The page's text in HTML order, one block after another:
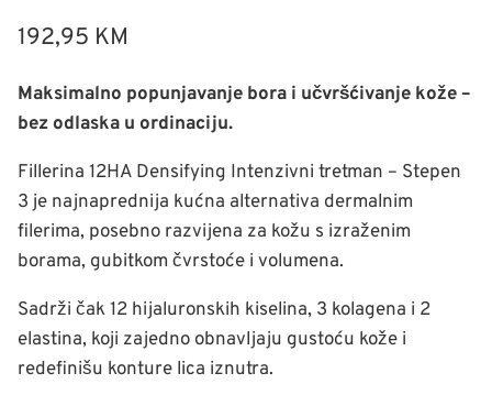
192,95 KM
Maksimalno popunjavanje bora i učvršćivanje kože –
bez odlaska u ordinaciju.
Fillerina 12HA Densifying Intenzivni tretman – Stepen
3 je najnaprednija kućna alternativa dermalnim
filerima, posebno razvijena za kožu s izraženim
borama, gubitkom čvrstoće i volumena.
Sadrži čak 12 hijaluronskih kiselina, 3 kolagena i 2
elastina, koji zajedno obnavljaju gustoću kože i
redefinišu konture lica iznutra.